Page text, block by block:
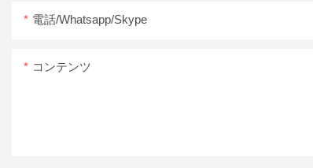
電話/whatsapp/skype
コンテンツ